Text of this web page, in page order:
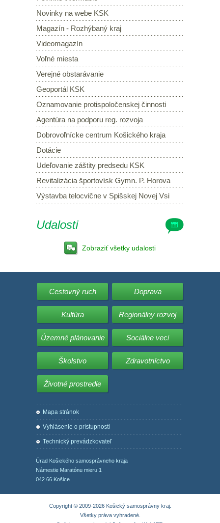
Novinky na webe KSK
Magazín - Rozhýbaný kraj
Videomagazín
Voľné miesta
Verejné obstarávanie
Geoportál KSK
Oznamovanie protispoločenskej činnosti
Agentúra na podporu reg. rozvoja
Dobrovoľnícke centrum Košického kraja
Dotácie
Udeľovanie záštity predsedu KSK
Revitalizácia športovísk Gymn. P. Horova
Výstavba telocvične v Spišskej Novej Vsi
Udalosti
Zobraziť všetky udalosti
Cestovný ruch Doprava
Kultúra Regionálny rozvoj
Územné plánovanie Sociálne veci
Školstvo Zdravotníctvo
Životné prostredie
Mapa stránok
Vyhlásenie o prístupnosti
Technický prevádzkovateľ
Úrad Košického samosprávneho kraja
Námestie Maratónu mieru 1
042 66 Košice
Copyright © 2009-2026 Košický samosprávny kraj.
Všetky práva vyhradené.